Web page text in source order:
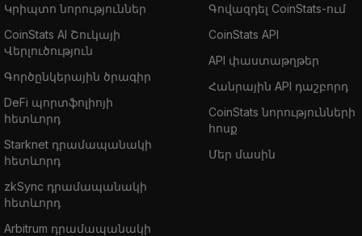
Կրիպտո նորություններ
CoinStats AI Շուկայի
Վերլուծություն
Գործընկերային ծրագիր
DeFi պորտֆոլիոյի
հետևորդ
Starknet դրամապանակի
հետևորդ
zkSync դրամապանակի
հետևորդ
Arbitrum դրամապանակի
Գովազդել CoinStats-ում
CoinStats API
API փաստաթղթեր
Հանրային API դաշբորդ
CoinStats նորությունների
հոսք
Մեր մասին